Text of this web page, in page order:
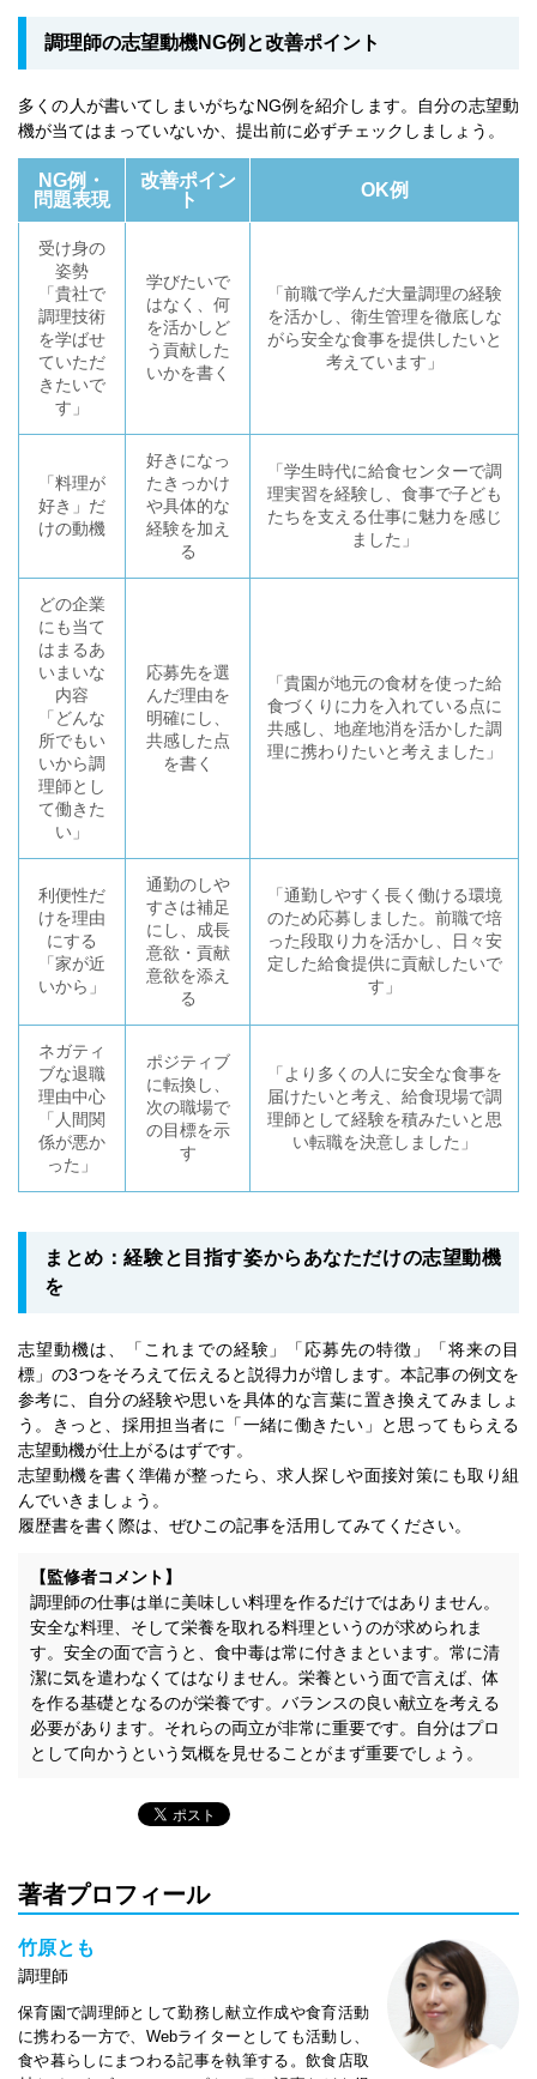
調理師の志望動機NG例と改善ポイント
多くの人が書いてしまいがちなNG例を紹介します。自分の志望動
機が当てはまっていないか、提出前に必ずチェックしましょう。
NG例・
問題表現
改善ポイン
ト
OK例
受け身の
姿勢
「貴社で
調理技術
を学ばせ
ていただ
きたいで
す」
学びたいで
はなく、何
を活かしど
う貢献した
いかを書く
「前職で学んだ大量調理の経験
を活かし、衛生管理を徹底しな
がら安全な食事を提供したいと
考えています」
「料理が
好き」だ
けの動機
好きになっ
たきっかけ
や具体的な
経験を加え
る
「学生時代に給食センターで調
理実習を経験し、食事で子ども
たちを支える仕事に魅力を感じ
ました」
どの企業
にも当て
はまるあ
いまいな
内容
「どんな
所でもい
いから調
理師とし
て働きた
い」
応募先を選
んだ理由を
明確にし、
共感した点
を書く
「貴園が地元の食材を使った給
食づくりに力を入れている点に
共感し、地産地消を活かした調
理に携わりたいと考えました」
利便性だ
けを理由
にする
「家が近
いから」
通勤のしや
すさは補足
にし、成長
意欲・貢献
意欲を添え
る
「通勤しやすく長く働ける環境
のため応募しました。前職で培
った段取り力を活かし、日々安
定した給食提供に貢献したいで
す」
ネガティ
ブな退職
理由中心
「人間関
係が悪か
った」
ポジティブ
に転換し、
次の職場で
の目標を示
す
「より多くの人に安全な食事を
届けたいと考え、給食現場で調
理師として経験を積みたいと思
い転職を決意しました」
まとめ：経験と目指す姿からあなただけの志望動機
を
志望動機は、「これまでの経験」「応募先の特徴」「将来の目
標」の3つをそろえて伝えると説得力が増します。本記事の例文を
参考に、自分の経験や思いを具体的な言葉に置き換えてみましょ
う。きっと、採用担当者に「一緒に働きたい」と思ってもらえる
志望動機が仕上がるはずです。
志望動機を書く準備が整ったら、求人探しや面接対策にも取り組
んでいきましょう。
履歴書を書く際は、ぜひこの記事を活用してみてください。
【監修者コメント】
調理師の仕事は単に美味しい料理を作るだけではありません。
安全な料理、そして栄養を取れる料理というのが求められま
す。安全の面で言うと、食中毒は常に付きまといます。常に清
潔に気を遣わなくてはなりません。栄養という面で言えば、体
を作る基礎となるのが栄養です。バランスの良い献立を考える
必要があります。それらの両立が非常に重要です。自分はプロ
として向かうという気概を見せることがまず重要でしょう。
著者プロフィール
竹原とも
調理師
保育園で調理師として勤務し献立作成や食育活動
に携わる一方で、Webライターとしても活動し、
食や暮らしにまつわる記事を執筆する。飲食店取